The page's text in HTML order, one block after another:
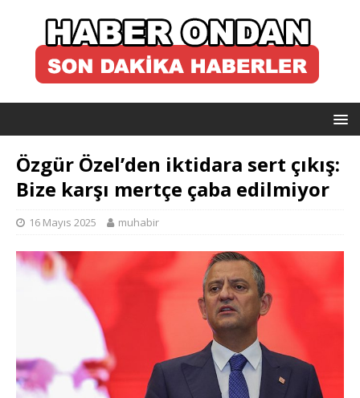
Özgür Özel’den iktidara sert çıkış:
Bize karşı mertçe çaba edilmiyor
16 Mayıs 2025 muhabir